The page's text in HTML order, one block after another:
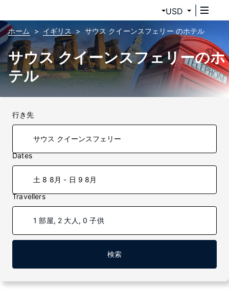
USD
ホーム イギリス サウス クイーンスフェリー のホテル
サウス クイーンスフェリーのホ
テル
行き先
Dates
土 8 8月 - 日 9 8月
Travellers
1 部屋, 2 大人, 0 子供
検索